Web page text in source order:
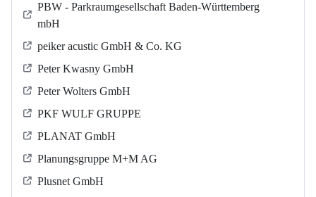
PBW - Parkraumgesellschaft Baden-Württemberg
mbH
peiker acustic GmbH & Co. KG
Peter Kwasny GmbH
Peter Wolters GmbH
PKF WULF GRUPPE
PLANAT GmbH
Planungsgruppe M+M AG
Plusnet GmbH